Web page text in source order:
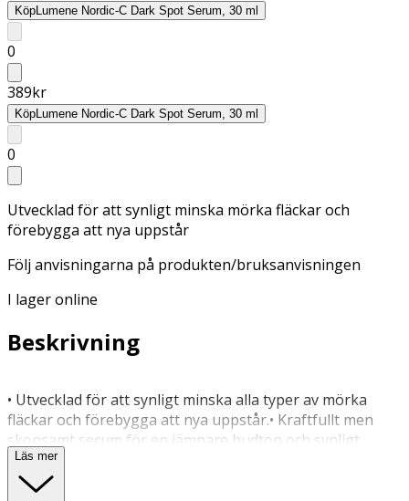
KöpLumene Nordic-C Dark Spot Serum, 30 ml
0
389kr
KöpLumene Nordic-C Dark Spot Serum, 30 ml
0
Utvecklad för att synligt minska mörka fläckar och
förebygga att nya uppstår
Följ anvisningarna på produkten/bruksanvisningen
I lager online
Beskrivning
• Utvecklad för att synligt minska alla typer av mörka
fläckar och förebygga att nya uppstår.• Kraftfullt men
skonsamt serum för en jämnare hudton och synligt
klarare hud.• LUMENE:s unika Triple Dark Spot Serum
med patenterat extrakt från fröet av nordiska hjortron,
Läs mer